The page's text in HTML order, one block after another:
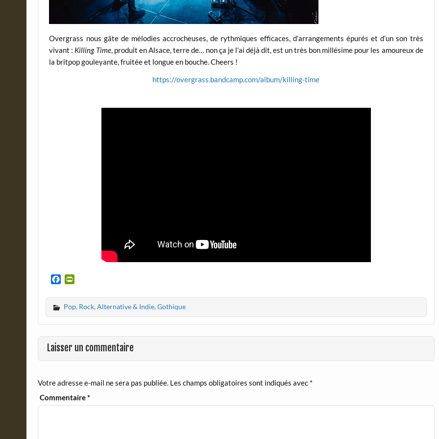
Overgrass nous gâte de mélodies accrocheuses, de rythmiques efficaces, d’arrangements épurés et d’un son très
vivant : Killing Time, produit en Alsace, terre de… non ça je l’ai déjà dit, est un très bon millésime pour les amoureux de
la britpop gouleyante, fruitée et longue en bouche. Cheers !
https://overgrass.bandcamp.com/album/killing-time
c
e
b
o
o
k
i
n
t
F
r
i
l
y
Pop, Rock, Alternative & Indie, Gothique
Laisser un commentaire
Votre adresse e-mail ne sera pas publiée. Les champs obligatoires sont indiqués avec *
Commentaire*